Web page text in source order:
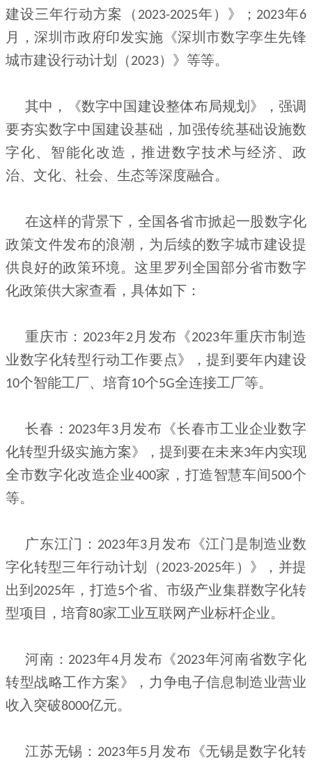
建设三年行动方案（ 2023-2025年）》； 2023年6
月，深圳市政府印发实施《深圳市数字孪生先锋
城市建设行动计划（ 2023）》等等。
其中，《数字中国建设整体布局规划》，强调
要夯实数字中国建设基础，加强传统基础设施数
字化、智能化改造，推进数字技术与经济、政
治、文化、社会、生态等深度融合。
在这样的背景下，全国各省市掀起一股数字化
政策文件发布的浪潮，为后续的数字城市建设提
供良好的政策环境。这里罗列全国部分省市数字
化政策供大家查看，具体如下：
重庆市： 2023年2 月发布《2023年重庆市制造
业数字化转型行动工作要点》，提到要年内建设
10个智能工厂、培育10个5G全连接工厂等。
长春： 2023年3月发布《长春市工业企业数字
化转型升级实施方案》，提到要在未来3年内实现
全市数字化改造企业400家，打造智慧车间500个
等。
广东江门： 2023年3 月发布《江门是制造业数
字化转型三年行动计划（ 2023-2025年）》，并提
出到 2025年，打造5个省、市级产业集群数字化转
型项目，培育80家工业互联网产业标杆企业。
河南： 2023年4 月发布《2023年河南省数字化
转型战略工作方案》，力争电子信息制造业营业
收入突破8000亿元。
江苏无锡： 2023年5 月发布《无锡是数字化转